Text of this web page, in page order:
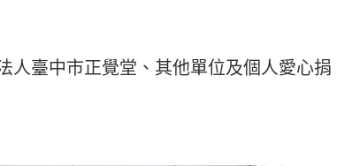
人臺中市正覺堂、其他單位及個人愛心捐